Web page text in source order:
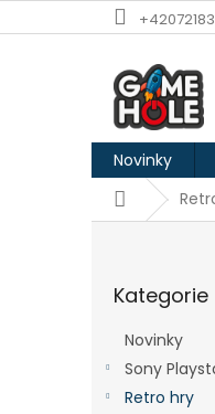
na
Novinky
Domů
kategorie
Kategorie
Novinky
Sony
Retro hry